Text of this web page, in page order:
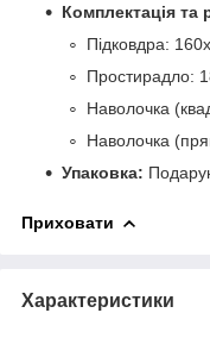
Комплектація та
Підковдра:
Простирадло:
Наволочка
Наволочка
Упаковка:
Приховати
Характеристики